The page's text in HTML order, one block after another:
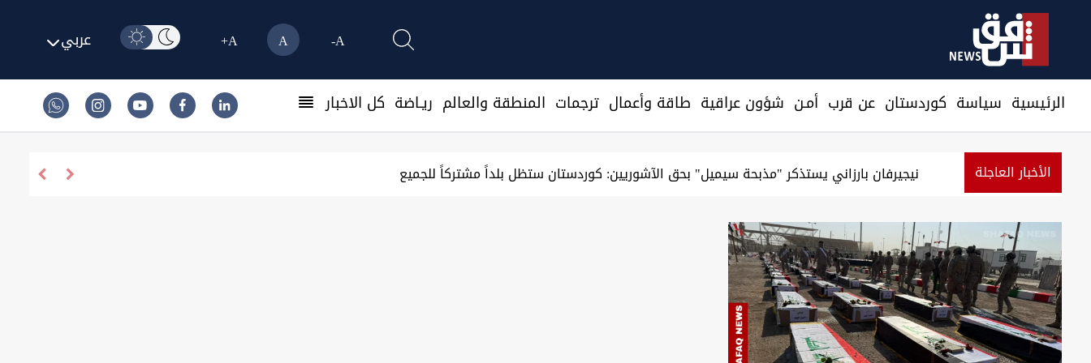
A-
A
A+ عربي
الرئيسية سیاسة كوردستان عن قرب أمـن شؤون عراقية طاقة وأعمال ترجمات المنطقة والعالم ريـاضة كل الاخبار
الأخبار العاجلة نيجيرفان بارزاني يستذكر "مذبحة سيميل" بحق الآشوريين: كوردستان ستظل بلداً مشتركاً للجميع